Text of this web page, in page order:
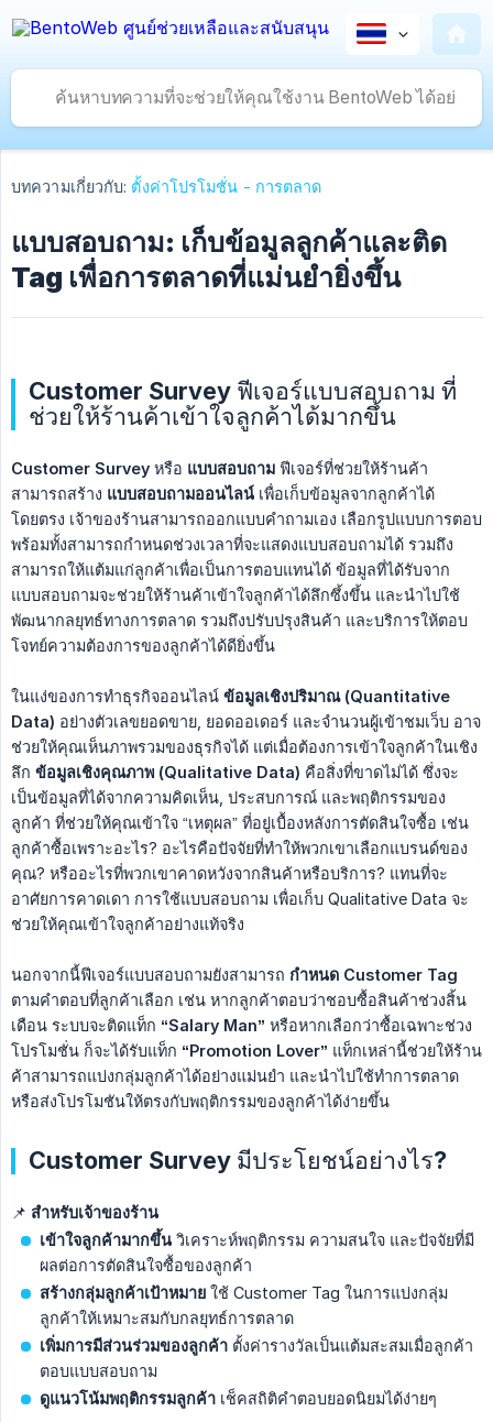
บทความเกี่ยวกับ: ตั้งค่าโปรโมชั่น - การตลาด
แบบสอบถาม: เก็บข้อมูลลูกค้าและติด
Tag เพื่อการตลาดที่แม่นยำยิ่งขึ้น
Customer Survey ฟีเจอร์แบบสอบถาม ที่
ช่วยให้ร้านค้าเข้าใจลูกค้าได้มากขึ้น
Customer Survey หรือ แบบสอบถาม ฟีเจอร์ที่ช่วยให้ร้านค้า
สามารถสร้าง แบบสอบถามออนไลน์ เพื่อเก็บข้อมูลจากลูกค้าได้
โดยตรง เจ้าของร้านสามารถออกแบบคำถามเอง เลือกรูปแบบการตอบ
พร้อมทั้งสามารถกำหนดช่วงเวลาที่จะแสดงแบบสอบถามได้ รวมถึง
สามารถให้แต้มแก่ลูกค้าเพื่อเป็นการตอบแทนได้ ข้อมูลที่ได้รับจาก
แบบสอบถามจะช่วยให้ร้านค้าเข้าใจลูกค้าได้ลึกซึ้งขึ้น และนำไปใช้
พัฒนากลยุทธ์ทางการตลาด รวมถึงปรับปรุงสินค้า และบริการให้ตอบ
โจทย์ความต้องการของลูกค้าได้ดียิ่งขึ้น
ในแง่ของการทำธุรกิจออนไลน์ ข้อมูลเชิงปริมาณ (Quantitative
Data) อย่างตัวเลขยอดขาย, ยอดออเดอร์ และจำนวนผู้เข้าชมเว็บ อาจ
ช่วยให้คุณเห็นภาพรวมของธุรกิจได้ แต่เมื่อต้องการเข้าใจลูกค้าในเชิง
ลึก ข้อมูลเชิงคุณภาพ (Qualitative Data) คือสิ่งที่ขาดไม่ได้ ซึ่งจะ
เป็นข้อมูลที่ได้จากความคิดเห็น, ประสบการณ์ และพฤติกรรมของ
ลูกค้า ที่ช่วยให้คุณเข้าใจ “เหตุผล” ที่อยู่เบื้องหลังการตัดสินใจซื้อ เช่น
ลูกค้าซื้อเพราะอะไร? อะไรคือปัจจัยที่ทำให้พวกเขาเลือกแบรนด์ของ
คุณ? หรืออะไรที่พวกเขาคาดหวังจากสินค้าหรือบริการ? แทนที่จะ
อาศัยการคาดเดา การใช้แบบสอบถาม เพื่อเก็บ Qualitative Data จะ
ช่วยให้คุณเข้าใจลูกค้าอย่างแท้จริง
นอกจากนี้ฟีเจอร์แบบสอบถามยังสามารถ กำหนด Customer Tag
ตามคำตอบที่ลูกค้าเลือก เช่น หากลูกค้าตอบว่าชอบซื้อสินค้าช่วงสิ้น
เดือน ระบบจะติดแท็ก “Salary Man” หรือหากเลือกว่าซื้อเฉพาะช่วง
โปรโมชั่น ก็จะได้รับแท็ก “Promotion Lover” แท็กเหล่านี้ช่วยให้ร้าน
ค้าสามารถแบ่งกลุ่มลูกค้าได้อย่างแม่นยำ และนำไปใช้ทำการตลาด
หรือส่งโปรโมชันให้ตรงกับพฤติกรรมของลูกค้าได้ง่ายขึ้น
Customer Survey มีประโยชน์อย่างไร?
📌 สำหรับเจ้าของร้าน
เข้าใจลูกค้ามากขึ้น วิเคราะห์พฤติกรรม ความสนใจ และปัจจัยที่มี
ผลต่อการตัดสินใจซื้อของลูกค้า
สร้างกลุ่มลูกค้าเป้าหมาย ใช้ Customer Tag ในการแบ่งกลุ่ม
ลูกค้าให้เหมาะสมกับกลยุทธ์การตลาด
เพิ่มการมีส่วนร่วมของลูกค้า ตั้งค่ารางวัลเป็นแต้มสะสมเมื่อลูกค้า
ตอบแบบสอบถาม
ดูแนวโน้มพฤติกรรมลูกค้า เช็คสถิติคำตอบยอดนิยมได้ง่ายๆ